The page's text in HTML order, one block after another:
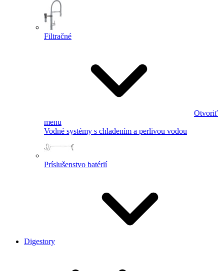
Filtračné
Otvoriť
menu
Vodné systémy s chladením a perlivou vodou
Príslušenstvo batérií
Digestory